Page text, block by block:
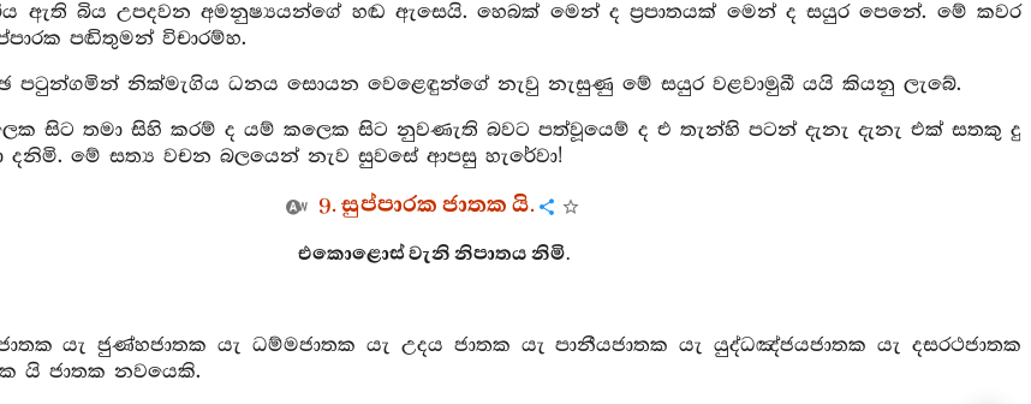
බිය ඇති බිය උපදවන අමනුෂ්‍යයන්ගේ හඬ ඇසෙයි. හෙබක් මෙන් ද ප්‍රපාතයක් මෙන් ද සයුර පෙනේ. මේ කවර
පඬිතුමන් විචාරම්හ.
පටුන්ගමින් නික්මැගිය ධනය සොයන වෙළෙඳුන්ගේ නැවු නැසුණු මේ සයුර වළවාමුඛී යයි කියනු ලැබේ.
සිට තමා සිහි කරම් ද යම් කලෙක සිට නුවණැති බවට පත්වූයෙම් ද එ තැන්හි පටන් දැනැ දැනැ එක් සතකු දු
මේ සත්‍ය වචන බලයෙන් නැව සුවසේ ආපසු හැරේවා!
9. සුප්පාරක ජාතක යි.
එකොළොස් වැනි නිපාතය නිමි.
යැ ජුණ්හජාතක යැ ධම්මජාතක යැ උදය ජාතක යැ පානීයජාතක යැ යුද්ධඤ්ජයජාතක යැ දසරථජාතක
යි ජාතක නවයෙකි.